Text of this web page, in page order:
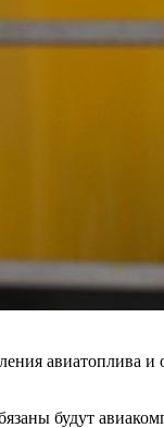
авиатоплива
будут